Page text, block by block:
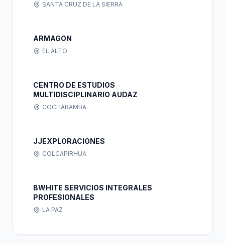
SANTA CRUZ DE LA SIERRA
ARMAGON
EL ALTO
CENTRO DE ESTUDIOS
MULTIDISCIPLINARIO AUDAZ
COCHABAMBA
JJEXPLORACIONES
COLCAPIRHUA
BWHITE SERVICIOS INTEGRALES
PROFESIONALES
LA PAZ